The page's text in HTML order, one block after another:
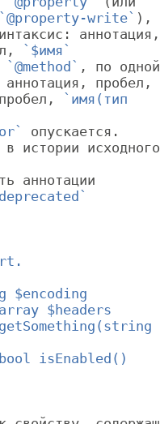
`@property-write` ),
`$имя`
`@method` , по
пробел,
`имя(тип
опускается.
в истории
аннотации
$encoding
$headers
isEnabled()